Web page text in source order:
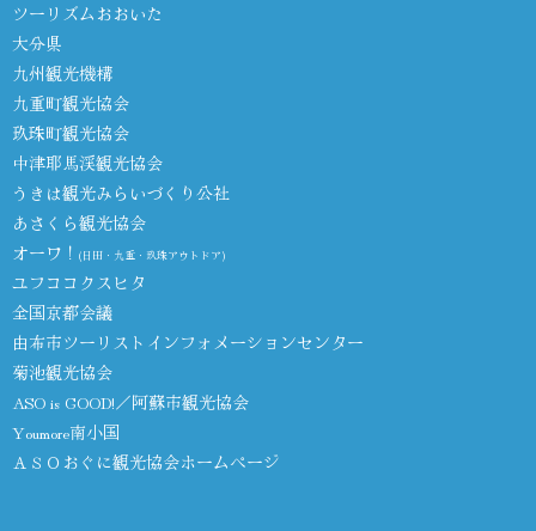
ツーリズムおおいた
大分県
九州観光機構
九重町観光協会
玖珠町観光協会
中津耶馬渓観光協会
うきは観光みらいづくり公社
あさくら観光協会
オーワ！ (日田・九重・玖珠アウトドア)
ユフココクスヒタ
全国京都会議
由布市ツーリストインフォメーションセンター
菊池観光協会
ASO is GOOD!／阿蘇市観光協会
Youmore南小国
ＡＳＯおぐに観光協会ホームページ